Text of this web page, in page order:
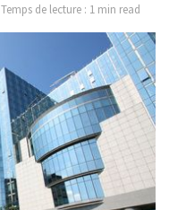
Temps de lecture : 1 min read